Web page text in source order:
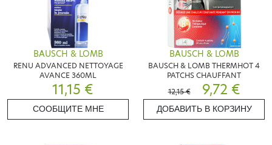
BAUSCH & LOMB
RENU ADVANCED NETTOYAGE
AVANCE 360ML
11,15 €
СООБЩИТЕ МНЕ
BAUSCH & LOMB
BAUSCH & LOMB THERMHOT 4
PATCHS CHAUFFANT
12,15 €
9,72 €
ДОБАВИТЬ В КОРЗИНУ